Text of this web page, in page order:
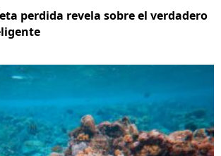
perdida revela sobre el verdadero